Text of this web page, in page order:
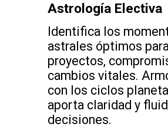
Astrología Electiva
Identifica los
astrales óptimos
proyectos,
cambios vitales.
con los ciclos
aporta claridad y
decisiones.